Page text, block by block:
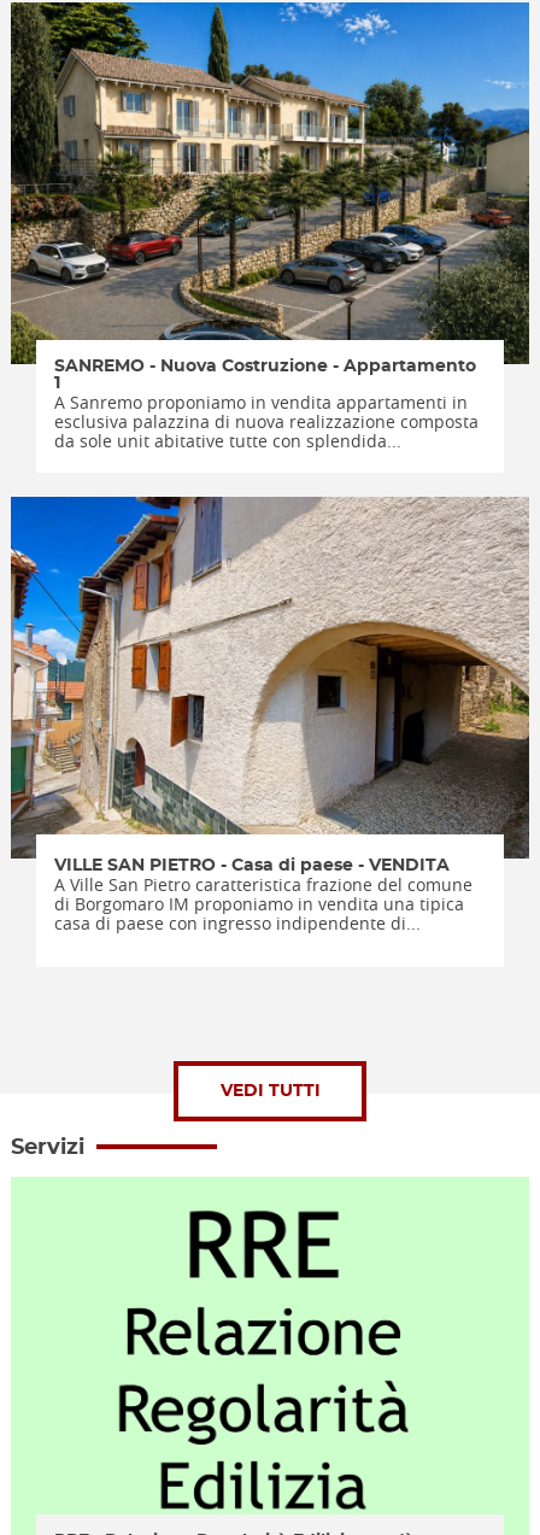
SANREMO - Nuova Costruzione - Appartamento
1
A Sanremo proponiamo in vendita appartamenti in
esclusiva palazzina di nuova realizzazione composta
da sole unit abitative tutte con splendida...
VILLE SAN PIETRO - Casa di paese - VENDITA
A Ville San Pietro caratteristica frazione del comune
di Borgomaro IM proponiamo in vendita una tipica
casa di paese con ingresso indipendente di...
VEDI TUTTI
Servizi